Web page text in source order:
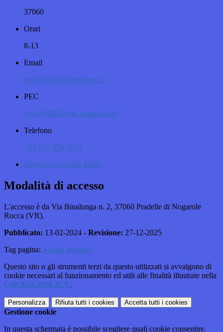
37060
Orari
8-13
Email
vric895002@istruzione.it
PEC
vric895002@pec.istruzione.it
Telefono
+39 045 824 0025
Naviga su Google Maps
Modalità di accesso
L'accesso è da Via Binalunga n. 2, 37060 Pradelle di Nogarole
Rocca (VR).
Pubblicato: 13-02-2024 - Revisione: 27-12-2025
Tag pagina: Scuola primaria
Questo sito o gli strumenti terzi da questo utilizzati si avvalgono di
cookie necessari al funzionamento ed utili alle finalità illustrate nella
COOKIE POLICY.
Personalizza Rifiuta tutti i cookies Accetta tutti i cookies
Gestione cookie
In questa schermata è possibile scegliere quali cookie consentire.